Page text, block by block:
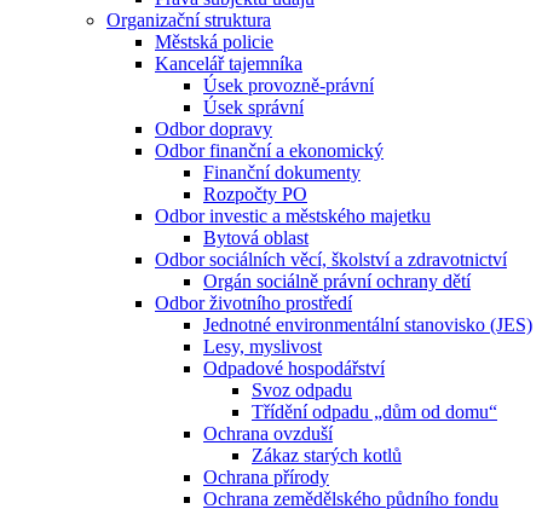
Organizační struktura
Městská policie
Kancelář tajemníka
Úsek provozně-právní
Úsek správní
Odbor dopravy
Odbor finanční a ekonomický
Finanční dokumenty
Rozpočty PO
Odbor investic a městského majetku
Bytová oblast
Odbor sociálních věcí, školství a zdravotnictví
Orgán sociálně právní ochrany dětí
Odbor životního prostředí
Jednotné environmentální stanovisko (JES)
Lesy, myslivost
Odpadové hospodářství
Svoz odpadu
Třídění odpadu „dům od domu“
Ochrana ovzduší
Zákaz starých kotlů
Ochrana přírody
Ochrana zemědělského půdního fondu